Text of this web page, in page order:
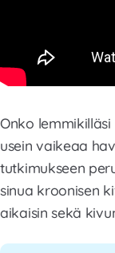
Onko
usein vaikeaa
tutkimukseen
sinua kroonisen
aikaisin sekä